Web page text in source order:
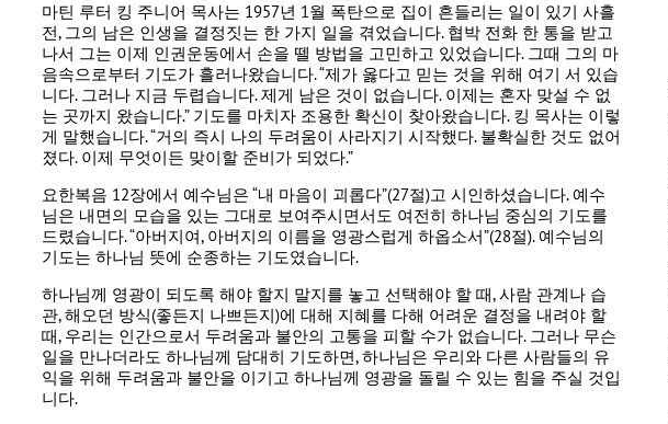
마틴 루터 킹 주니어 목사는 1957년 1월 폭탄으로 집이 흔들리는 일이 있기 사흘
전, 그의 남은 인생을 결정짓는 한 가지 일을 겪었습니다. 협박 전화 한 통을 받고
나서 그는 이제 인권운동에서 손을 뗄 방법을 고민하고 있었습니다. 그때 그의 마
음속으로부터 기도가 흘러나왔습니다. “제가 옳다고 믿는 것을 위해 여기 서 있습
니다. 그러나 지금 두렵습니다. 제게 남은 것이 없습니다. 이제는 혼자 맞설 수 없
는 곳까지 왔습니다.” 기도를 마치자 조용한 확신이 찾아왔습니다. 킹 목사는 이렇
게 말했습니다. “거의 즉시 나의 두려움이 사라지기 시작했다. 불확실한 것도 없어
졌다. 이제 무엇이든 맞이할 준비가 되었다.”
요한복음 12장에서 예수님은 “내 마음이 괴롭다”(27절)고 시인하셨습니다. 예수
님은 내면의 모습을 있는 그대로 보여주시면서도 여전히 하나님 중심의 기도를
드렸습니다. “아버지여, 아버지의 이름을 영광스럽게 하옵소서”(28절). 예수님의
기도는 하나님 뜻에 순종하는 기도였습니다.
하나님께 영광이 되도록 해야 할지 말지를 놓고 선택해야 할 때, 사람 관계나 습
관, 해오던 방식(좋든지 나쁘든지)에 대해 지혜를 다해 어려운 결정을 내려야 할
때, 우리는 인간으로서 두려움과 불안의 고통을 피할 수가 없습니다. 그러나 무슨
일을 만나더라도 하나님께 담대히 기도하면, 하나님은 우리와 다른 사람들의 유
익을 위해 두려움과 불안을 이기고 하나님께 영광을 돌릴 수 있는 힘을 주실 것입
니다.